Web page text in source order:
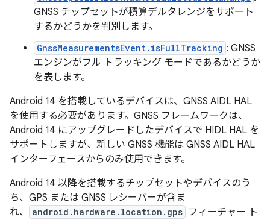
GNSS チップセットが積算デルタレンジをサポート
するかどうかを判別します。
GnssMeasurementsEvent.isFullTracking : GNSS
エンジンがフル トラッキング モードであるかどうか
を表します。
Android 14 を搭載しているデバイスは、GNSS AIDL HAL
を使用する必要があります。GNSS フレームワークは、
Android 14 にアップグレードしたデバイスで HIDL HAL を
サポートしますが、新しい GNSS 機能は GNSS AIDL HAL
インターフェースからのみ使用できます。
Android 14 以降を搭載するチップセットやデバイスのう
ち、GPS または GNSS レシーバーが含ま
れ、
android.hardware.location.gps フィーチャー ト